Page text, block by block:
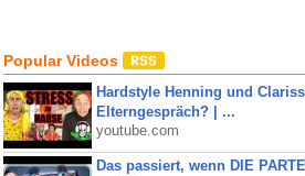
Popular Videos
Hardstyle Henning und
Elterngespräch? | ...
youtube.com
Das passiert, wenn DIE